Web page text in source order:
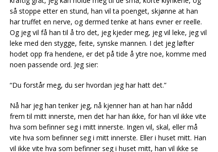
så stoppe etter en stund, han vil ta poenget, skjønne at han
har truffet en nerve, og dermed tenke at hans evner er reelle.
Og jeg vil få han til å tro det, jeg kjeder meg, jeg vil leke, jeg vil
leke med den stygge, feite, synske mannen. I det jeg løfter
hodet opp fra hendene, er det på tide å ytre noe, komme med
noen passende ord. Jeg sier:
“Du forstår meg, du ser hvordan jeg har hatt det.”
Nå har jeg han tenker jeg, nå kjenner han at han har nådd
frem til mitt innerste, men det har han ikke, for han vil ikke vite
hva som befinner seg i mitt innerste. Ingen vil, skal, eller må
vite hva som befinner seg i mitt innerste. Eller i huset mitt. Han
vil ikke vite hva som befinner seg i huset mitt, han vil ikke se